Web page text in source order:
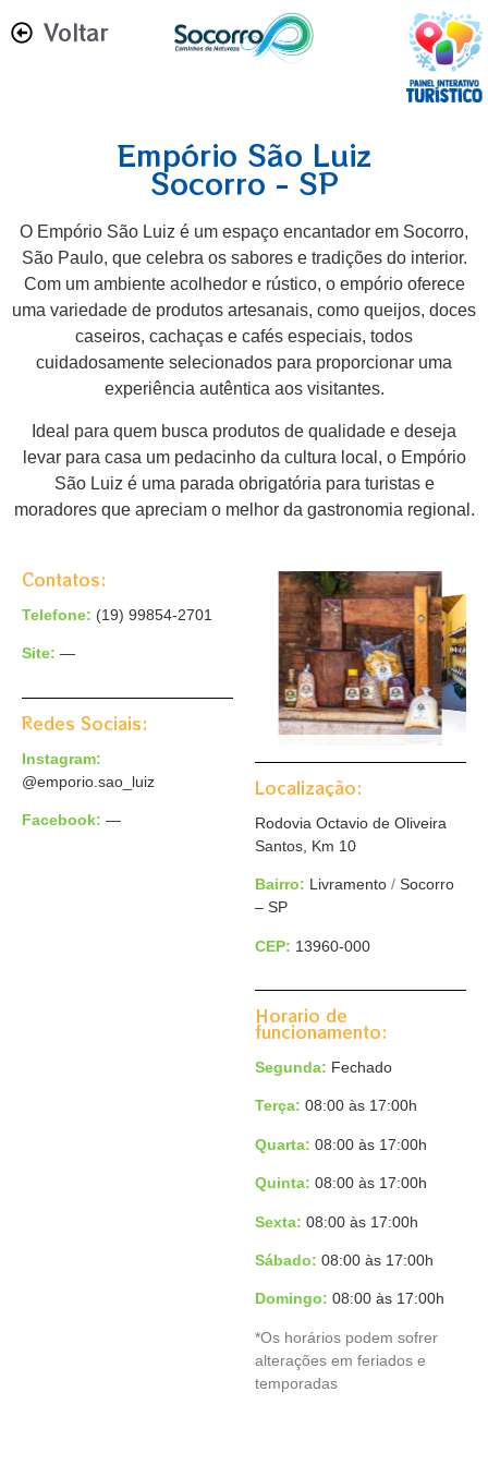
Voltar
Empório São Luiz
Socorro - SP
O Empório São Luiz é um espaço encantador em Socorro,
São Paulo, que celebra os sabores e tradições do interior.
Com um ambiente acolhedor e rústico, o empório oferece
uma variedade de produtos artesanais, como queijos, doces
caseiros, cachaças e cafés especiais, todos
cuidadosamente selecionados para proporcionar uma
experiência autêntica aos visitantes.
Ideal para quem busca produtos de qualidade e deseja
levar para casa um pedacinho da cultura local, o Empório
São Luiz é uma parada obrigatória para turistas e
moradores que apreciam o melhor da gastronomia regional.
Contatos:
Telefone: (19) 99854-2701
Site: —
Redes Sociais:
Instagram:
@emporio.sao_luiz
Facebook: —
Localização:
Rodovia Octavio de Oliveira
Santos, Km 10
Bairro: Livramento / Socorro
– SP
CEP: 13960-000
Horario de
funcionamento:
Segunda: Fechado
Terça: 08:00 às 17:00h
Quarta: 08:00 às 17:00h
Quinta: 08:00 às 17:00h
Sexta: 08:00 às 17:00h
Sábado: 08:00 às 17:00h
Domingo: 08:00 às 17:00h
*Os horários podem sofrer
alterações em feriados e
temporadas